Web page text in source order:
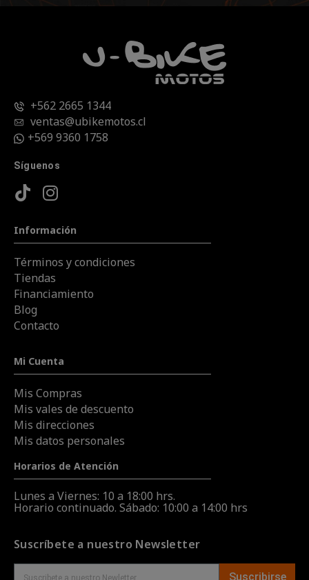
+562 2665 1344
ventas@ubikemotos.cl
+569 9360 1758
Síguenos
Información
Términos y condiciones
Tiendas
Financiamiento
Blog
Contacto
Mi Cuenta
Mis Compras
Mis vales de descuento
Mis direcciones
Mis datos personales
Horarios de Atención
Lunes a Viernes: 10 a 18:00 hrs.
Horario continuado. Sábado: 10:00 a 14:00 hrs
Suscríbete a nuestro Newsletter
Suscribirse